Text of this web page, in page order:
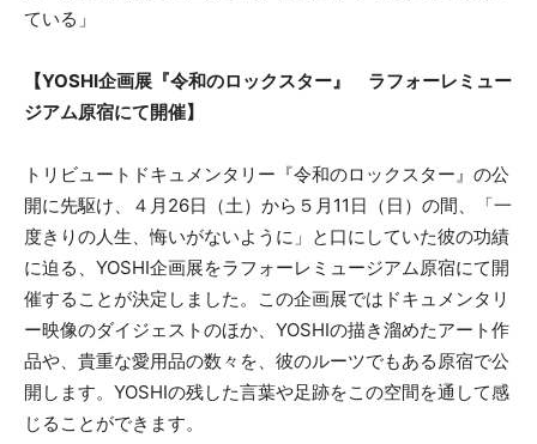
ている」
【YOSHI企画展『令和のロックスター』 ラフォーレミュー
ジアム原宿にて開催】
トリビュートドキュメンタリー『令和のロックスター』の公
開に先駆け、４月26日（土）から５月11日（日）の間、「一
度きりの人生、悔いがないように」と口にしていた彼の功績
に迫る、YOSHI企画展をラフォーレミュージアム原宿にて開
催することが決定しました。この企画展ではドキュメンタリ
ー映像のダイジェストのほか、YOSHIの描き溜めたアート作
品や、貴重な愛用品の数々を、彼のルーツでもある原宿で公
開します。YOSHIの残した言葉や足跡をこの空間を通して感
じることができます。